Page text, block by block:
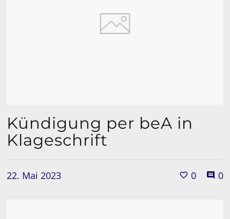
Kündigung per beA in
Klageschrift
22. Mai 2023 0 0